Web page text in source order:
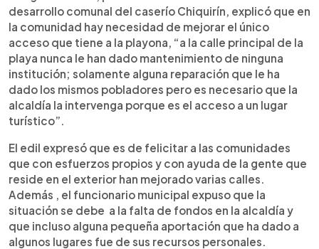
desarrollo comunal del caserío Chiquirín, explicó que en
la comunidad hay necesidad de mejorar el único
acceso que tiene a la playona, “a la calle principal de la
playa nunca le han dado mantenimiento de ninguna
institución; solamente alguna reparación que le ha
dado los mismos pobladores pero es necesario que la
alcaldía la intervenga porque es el acceso a un lugar
turístico”.
El edil expresó que es de felicitar a las comunidades
que con esfuerzos propios y con ayuda de la gente que
reside en el exterior han mejorado varias calles.
Además , el funcionario municipal expuso que la
situación se debe a la falta de fondos en la alcaldía y
que incluso alguna pequeña aportación que ha dado a
algunos lugares fue de sus recursos personales.